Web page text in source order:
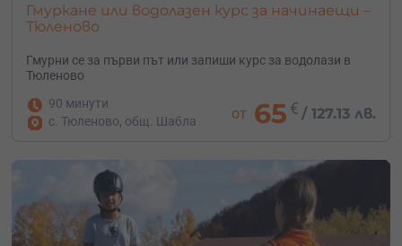
Гмуркане или водолазен курс за начинаещи –
Тюленово
Гмурни се за първи път или запиши курс за водолази в
Тюленово
90 минути
с. Тюленово, общ. Шабла
от 65 € /127.13 лв.